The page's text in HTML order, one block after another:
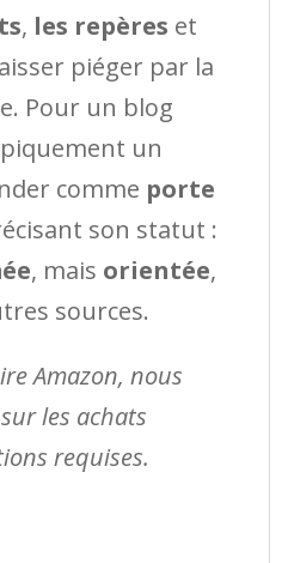
, les repères et
piéger par la
Pour un blog
un
comme porte
son statut :
, mais orientée,
sources.
Amazon, nous
les achats
requises.